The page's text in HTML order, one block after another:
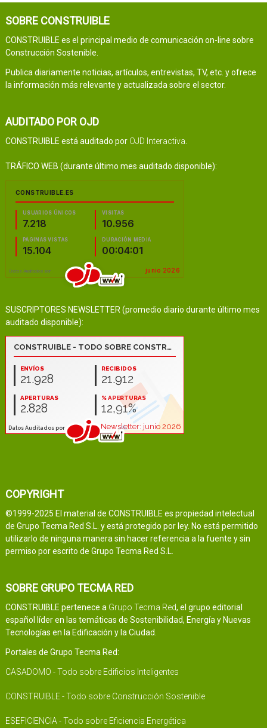
SOBRE CONSTRUIBLE
CONSTRUIBLE es el principal medio de comunicación on-line sobre
Construcción Sostenible.
Publica diariamente noticias, artículos, entrevistas, TV, etc. y ofrece
la información más relevante y actualizada sobre el sector.
AUDITADO POR OJD
CONSTRUIBLE está auditado por OJD Interactiva
TRÁFICO WEB (durante último mes auditado disponible):
SUSCRIPTORES NEWSLETTER (promedio diario durante último mes
auditado disponible):
COPYRIGHT
©1999-2025 El material de CONSTRUIBLE es propiedad intelectual
de Grupo Tecma Red S.L. y está protegido por ley. No está permitido
utilizarlo de ninguna manera sin hacer referencia a la fuente y sin
permiso por escrito de Grupo Tecma Red S.L.
SOBRE GRUPO TECMA RED
CONSTRUIBLE pertenece a Grupo Tecma Red, el grupo editorial
español líder en las temáticas de Sostenibilidad, Energía y Nuevas
Tecnologías en la Edificación y la Ciudad.
Portales de Grupo Tecma Red:
CASADOMO - Todo sobre Edificios Inteligentes
CONSTRUIBLE - Todo sobre Construcción Sostenible
ESEFICIENCIA - Todo sobre Eficiencia Energética